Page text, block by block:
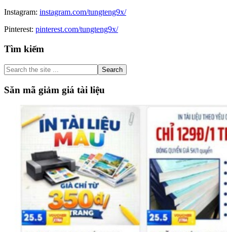
Instagram: instagram.com/tungteng9x/
Pinterest: pinterest.com/tungteng9x/
Primary
Sidebar
Tìm kiếm
Search
the
site
...
Săn mã giảm giá tài liệu